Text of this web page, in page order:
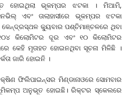
ହୋଇଥିଲା ଭୂକମ୍ପର ଝଟକା । ମିଆମି,
ଏବଂ ତାଲାହାସୀରେ ଭୂକମ୍ପର ଝଟକା
କ୍ୟୁବାର ପଶ୍ଚିମାଞ୍ଚଳରେ ଥିବା
କିଲୋମିଟର ଦୂର ଏବଂ ୧୦ କିଲୋମିଟର
କେହି ମୃତାହତ ହୋଇନଥିବା ସୂଚନା ମିଳିଛି ।
ଜାରି ହୋଇନି ।
ଫିଲିପାଇନ୍ସର ମିଣ୍ଡାନାଓରେ ସୋମବାର
ଭୂମିକମ୍ପ ଅନୁଭୂତ ହୋଇଛି। ରିକ୍ଟର ସ୍କେଲରେ